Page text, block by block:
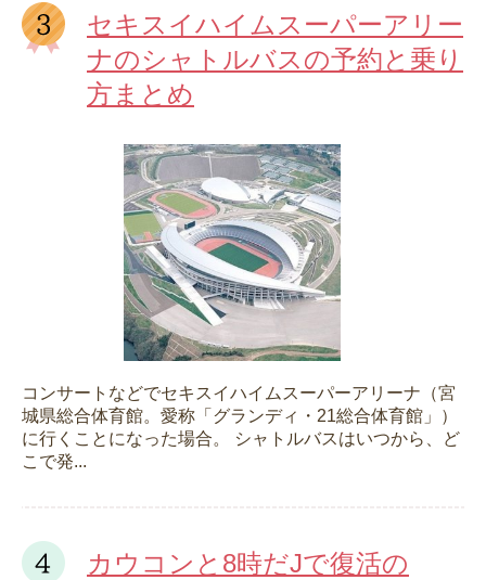
セキスイハイムスーパーアリー
ナのシャトルバスの予約と乗り
方まとめ
コンサートなどでセキスイハイムスーパーアリーナ（宮
城県総合体育館。愛称「グランディ・21総合体育館」）
に行くことになった場合。 シャトルバスはいつから、ど
こで発...
カウコンと8時だJで復活の